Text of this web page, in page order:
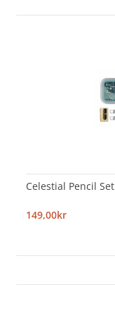
Celestial Pencil Set
149,00kr